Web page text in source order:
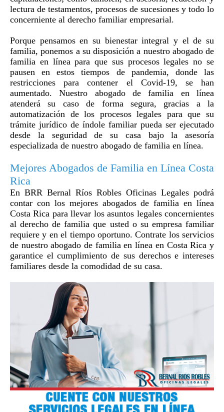
lectura de testamentos, procesos de sucesiones y todo lo
concerniente al derecho familiar empresarial.
Porque pensamos en su bienestar integral y el de su
familia, ponemos a su disposición a nuestro abogado de
familia en línea para que sus procesos legales no se
pausen en estos tiempos de pandemia, donde las
restricciones para contener el Covid-19, se han
aumentado. Nuestro abogado de familia en línea
atenderá su caso de forma segura, gracias a la
automatización de los procesos legales para que su
trámite jurídico de índole familiar pueda ser ejecutado
desde la seguridad de su casa bajo la asesoría
especializada de nuestro abogado de familia en línea.
Mejores Abogados de Familia en Línea Costa
Rica
En BRR Bernal Ríos Robles Oficinas Legales podrá
contar con los mejores abogados de familia en línea
Costa Rica para llevar los asuntos legales concernientes
al derecho de familia que usted o su empresa familiar
requiere y en el tiempo oportuno. Contrate los servicios
de nuestro abogado de familia en línea en Costa Rica y
garantice el cumplimiento de sus derechos e intereses
familiares desde la comodidad de su casa.